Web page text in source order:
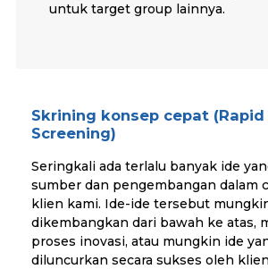
untuk target group lainnya.
Skrining konsep cepat
Screening)
Seringkali ada terlalu banyak ide
sumber dan pengembangan dalam
klien kami. Ide-ide tersebut
dikembangkan dari bawah ke atas,
proses inovasi, atau mungkin ide
diluncurkan secara sukses oleh